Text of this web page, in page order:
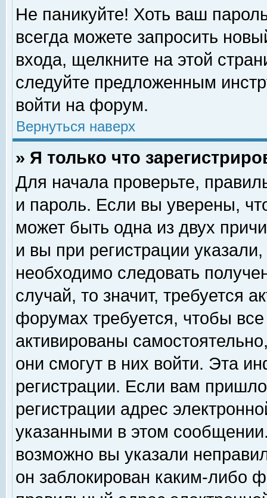
Не паникуйте! Хоть ваш
всегда можете запросить
входа, щелкните на этой
следуйте предложенным
войти на форум.
Вернуться наверх
» Я только что
Для начала проверьте,
и пароль. Если вы уверены,
может быть одна из двух
и вы при регистрации
необходимо следовать
случай, то значит, требуется
форумах требуется, чтобы
активированы
они смогут в них войти. Эта
регистрации. Если вам
регистрации адрес
указанными в этом
возможно вы указали
он заблокирован каким-либо